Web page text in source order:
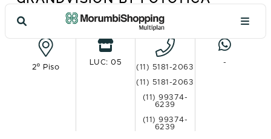
Ver no mapa
2º Piso
LUC: 05
(11) 5181-2063
(11) 5181-2063
(11) 99374-
6239
(11) 99374-
6239
-